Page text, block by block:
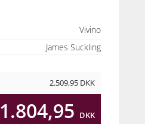
Vivino
James Suckling
2.509,95 DKK
1.804,95 DKK